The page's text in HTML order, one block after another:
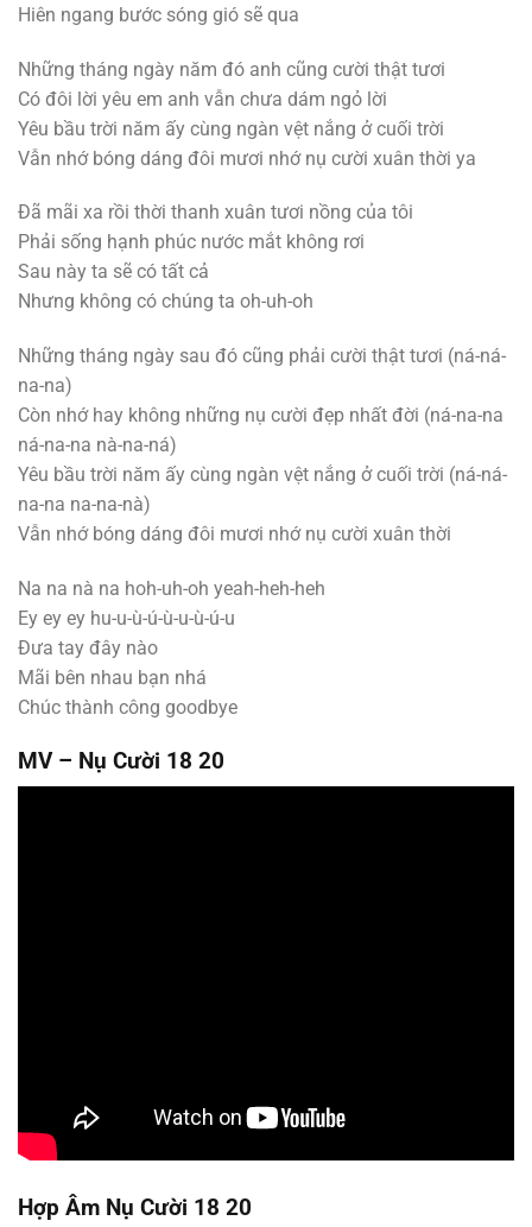
Hiên ngang bước sóng gió sẽ qua
Những tháng ngày năm đó anh cũng cười thật tươi
Có đôi lời yêu em anh vẫn chưa dám ngỏ lời
Yêu bầu trời năm ấy cùng ngàn vệt nắng ở cuối trời
Vẫn nhớ bóng dáng đôi mươi nhớ nụ cười xuân thời ya
Đã mãi xa rồi thời thanh xuân tươi nồng của tôi
Phải sống hạnh phúc nước mắt không rơi
Sau này ta sẽ có tất cả
Nhưng không có chúng ta oh-uh-oh
Những tháng ngày sau đó cũng phải cười thật tươi (ná-ná-
na-na)
Còn nhớ hay không những nụ cười đẹp nhất đời (ná-na-na
ná-na-na nà-na-ná)
Yêu bầu trời năm ấy cùng ngàn vệt nắng ở cuối trời (ná-ná-
na-na na-na-nà)
Vẫn nhớ bóng dáng đôi mươi nhớ nụ cười xuân thời
Na na nà na hoh-uh-oh yeah-heh-heh
Ey ey ey hu-u-ù-ú-ù-u-ù-ú-u
Đưa tay đây nào
Mãi bên nhau bạn nhá
Chúc thành công goodbye
MV – Nụ Cười 18 20
Hợp Âm Nụ Cười 18 20